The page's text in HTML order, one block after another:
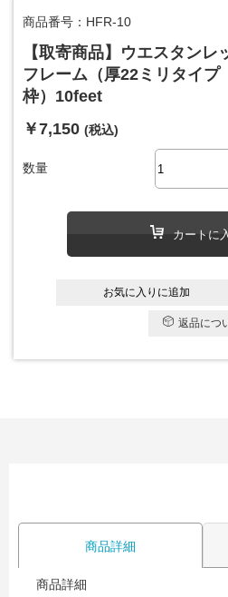
商品番号：HFR-10
【取寄商品】ウエスタンレ
フレーム（厚22ミリタイ
枠）10feet
￥7,150 (税込)
数量
カートに
お気に入りに追加
返品につ
商品詳細
商品詳細